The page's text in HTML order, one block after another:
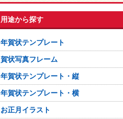
用途から探す
年賀状テンプレート
賀状写真フレーム
年賀状テンプレート・縦
年賀状テンプレート・横
お正月イラスト